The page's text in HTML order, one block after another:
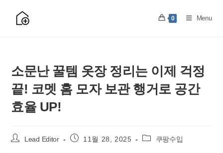
0 Menu
소문난 꿀템 옷장 정리는 이제 걱정
끝! 코멧 홈 모자 보관 행거로 공간
효율 UP!
Post
Lead Editor
Post 11월 28, 2025
Post
쿠팡수입